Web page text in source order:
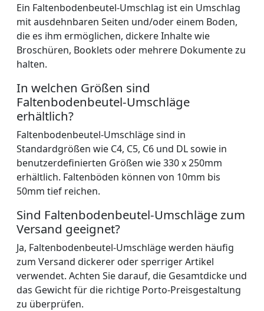
Ein Faltenbodenbeutel-Umschlag ist ein Umschlag
mit ausdehnbaren Seiten und/oder einem Boden,
die es ihm ermöglichen, dickere Inhalte wie
Broschüren, Booklets oder mehrere Dokumente zu
halten.
In welchen Größen sind
Faltenbodenbeutel-Umschläge
erhältlich?
Faltenbodenbeutel-Umschläge sind in
Standardgrößen wie C4, C5, C6 und DL sowie in
benutzerdefinierten Größen wie 330 x 250mm
erhältlich. Faltenböden können von 10mm bis
50mm tief reichen.
Sind Faltenbodenbeutel-Umschläge zum
Versand geeignet?
Ja, Faltenbodenbeutel-Umschläge werden häufig
zum Versand dickerer oder sperriger Artikel
verwendet. Achten Sie darauf, die Gesamtdicke und
das Gewicht für die richtige Porto-Preisgestaltung
zu überprüfen.